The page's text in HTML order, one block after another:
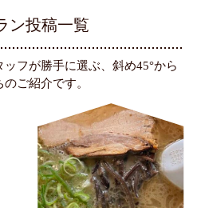
ン投稿一覧
フが勝手に選ぶ、斜め45°から
ご紹介です。